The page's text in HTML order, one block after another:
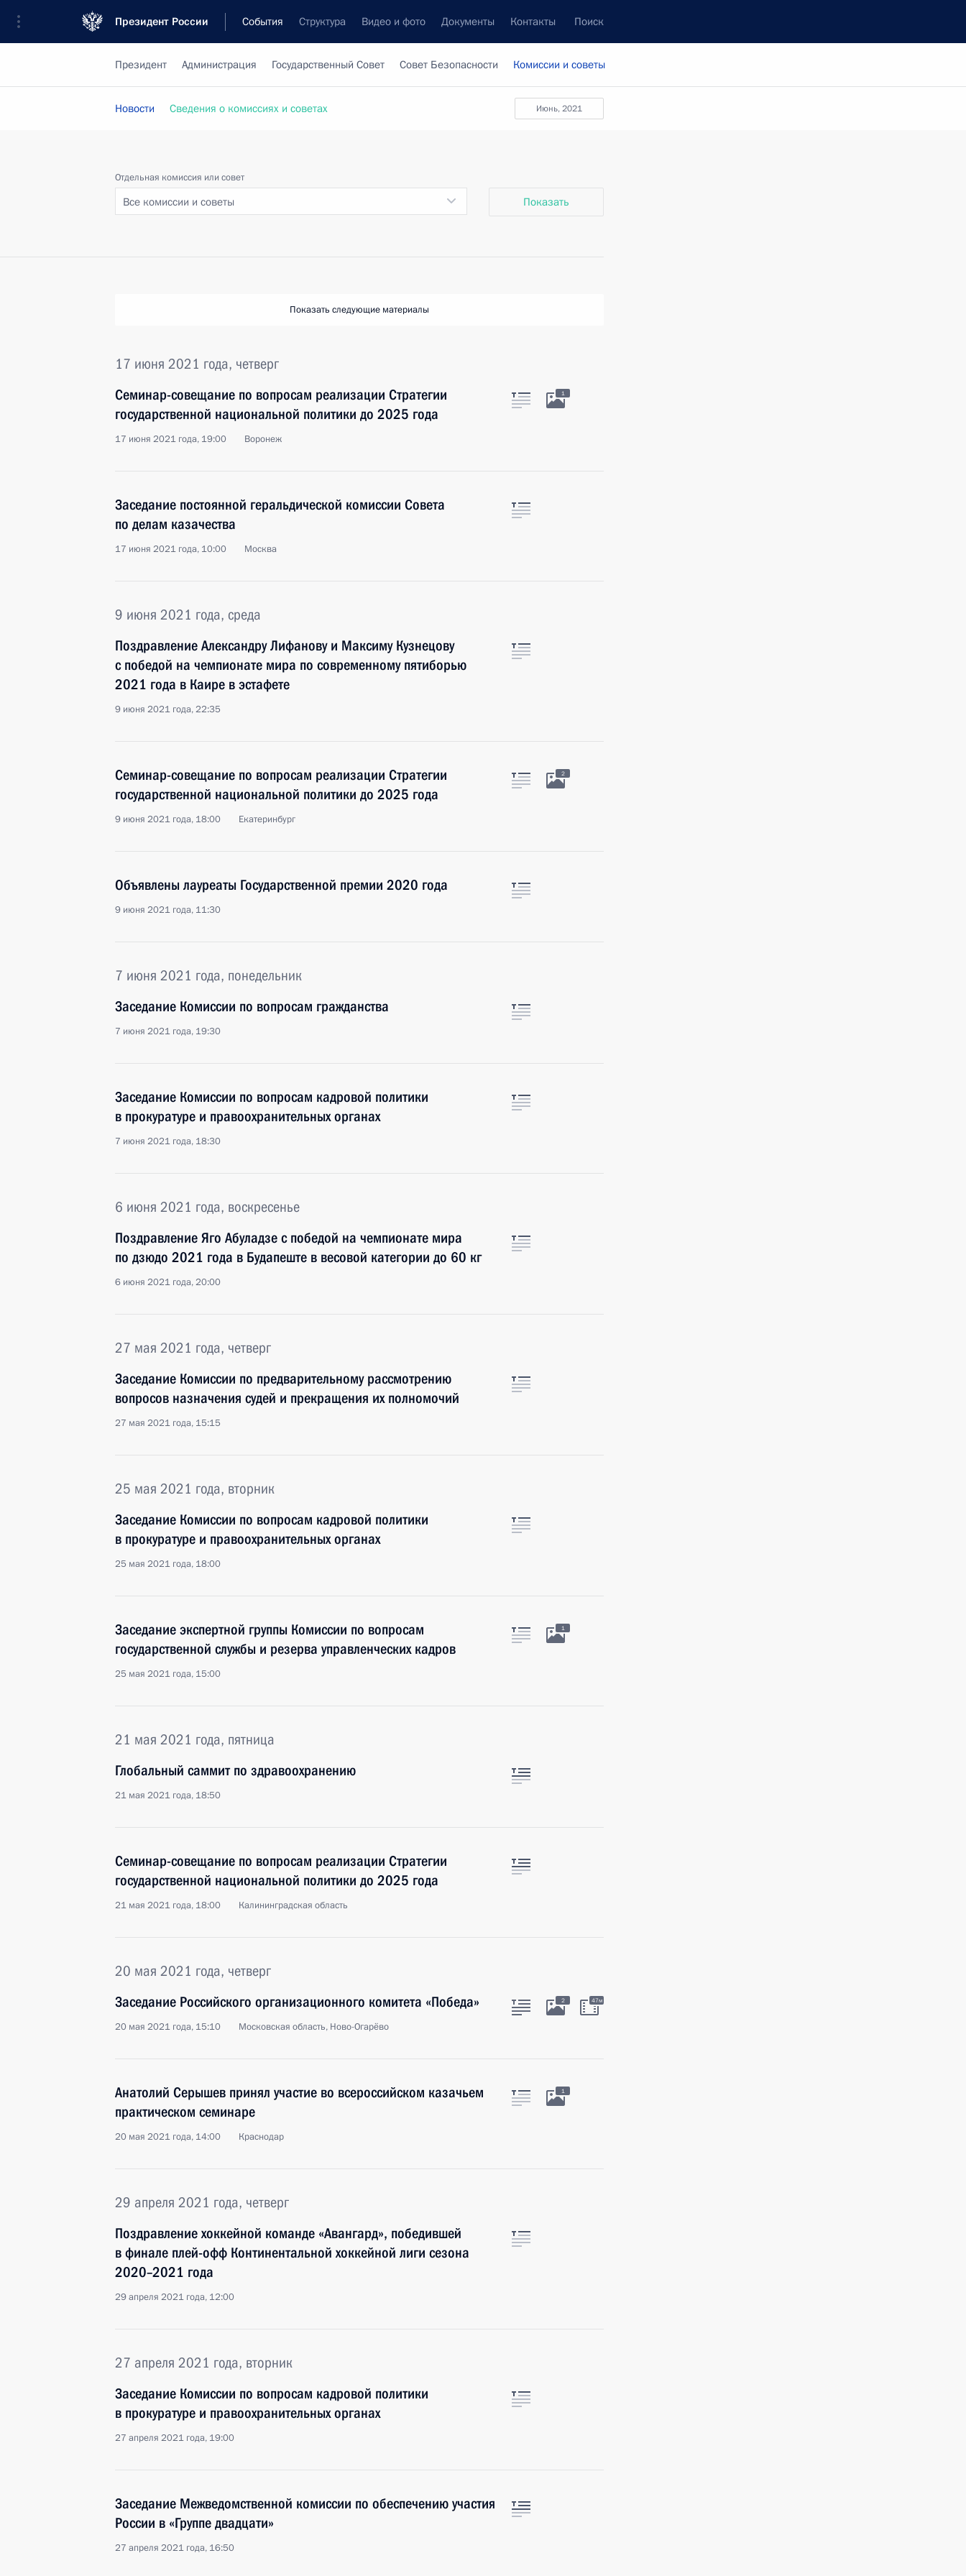
Президент России События Структура Видео и фото Документы Контакты Поиск
Президент Администрация Государственный Совет Совет Безопасности Комиссии и советы
июнь, 2021
Новости Сведения о комиссиях и советах
Отдельная комиссия или совет
Все комиссии и советы Показать
Показать следующие материалы
17 июня 2021 года, четверг
Семинар-совещание по вопросам реализации Стратегии
государственной национальной политики до 2025 года
17 июня 2021 года, 19:00 Воронеж
1
Заседание постоянной геральдической комиссии Совета
по делам казачества
17 июня 2021 года, 10:00 Москва
9 июня 2021 года, среда
Поздравление Александру Лифанову и Максиму Кузнецову
с победой на чемпионате мира по современному пятиборью
2021 года в Каире в эстафете
9 июня 2021 года, 22:35
Семинар-совещание по вопросам реализации Стратегии
государственной национальной политики до 2025 года
9 июня 2021 года, 18:00 Екатеринбург
2
Объявлены лауреаты Государственной премии 2020 года
9 июня 2021 года, 11:30
7 июня 2021 года, понедельник
Заседание Комиссии по вопросам гражданства
7 июня 2021 года, 19:30
Заседание Комиссии по вопросам кадровой политики
в прокуратуре и правоохранительных органах
7 июня 2021 года, 18:30
6 июня 2021 года, воскресенье
Поздравление Яго Абуладзе с победой на чемпионате мира
по дзюдо 2021 года в Будапеште в весовой категории до 60 кг
6 июня 2021 года, 20:00
27 мая 2021 года, четверг
Заседание Комиссии по предварительному рассмотрению
вопросов назначения судей и прекращения их полномочий
27 мая 2021 года, 15:15
25 мая 2021 года, вторник
Заседание Комиссии по вопросам кадровой политики
в прокуратуре и правоохранительных органах
25 мая 2021 года, 18:00
Заседание экспертной группы Комиссии по вопросам
государственной службы и резерва управленческих кадров
25 мая 2021 года, 15:00
1
21 мая 2021 года, пятница
Глобальный саммит по здравоохранению
21 мая 2021 года, 18:50
Семинар-совещание по вопросам реализации Стратегии
государственной национальной политики до 2025 года
21 мая 2021 года, 18:00 Калининградская область
20 мая 2021 года, четверг
Заседание Российского организационного комитета «Победа»
20 мая 2021 года, 15:10 Московская область, Ново-Огарёво
2 47м
Анатолий Серышев принял участие во всероссийском казачьем
практическом семинаре
20 мая 2021 года, 14:00 Краснодар
1
29 апреля 2021 года, четверг
Поздравление хоккейной команде «Авангард», победившей
в финале плей-офф Континентальной хоккейной лиги сезона
2020–2021 года
29 апреля 2021 года, 12:00
27 апреля 2021 года, вторник
Заседание Комиссии по вопросам кадровой политики
в прокуратуре и правоохранительных органах
27 апреля 2021 года, 19:00
Заседание Межведомственной комиссии по обеспечению участия
России в «Группе двадцати»
27 апреля 2021 года, 16:50